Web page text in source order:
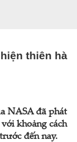
thiên hà
NASA đã phát
khoảng cách
đến nay.